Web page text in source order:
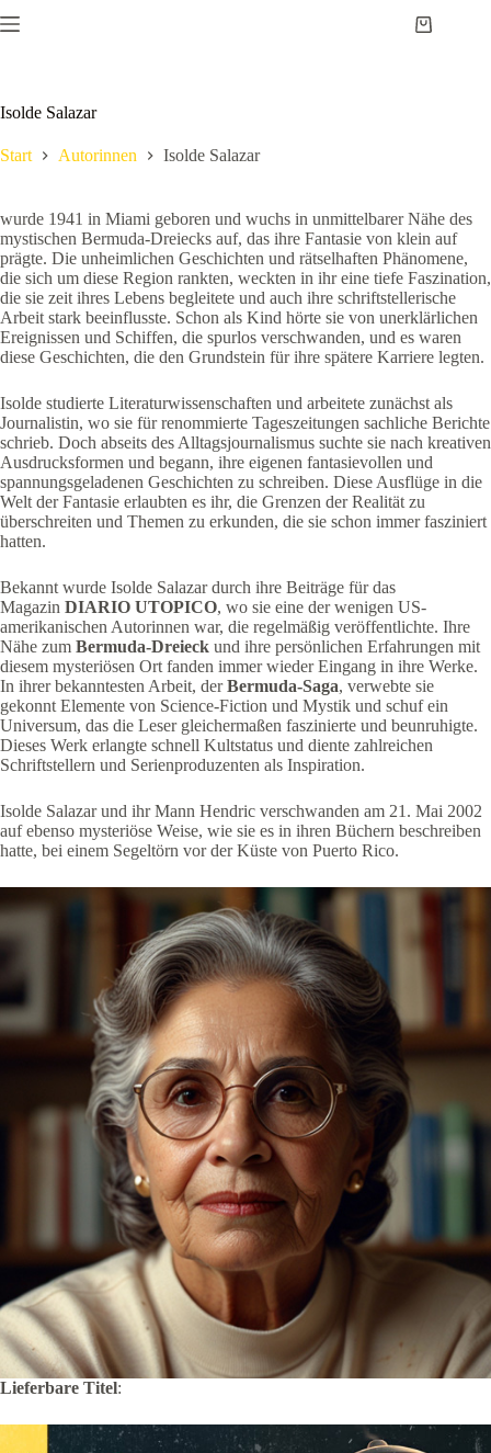
Inhalt
Warenkorb
Isolde Salazar
Start Autorinnen Isolde Salazar
wurde 1941 in Miami geboren und wuchs in unmittelbarer Nähe des
mystischen Bermuda-Dreiecks auf, das ihre Fantasie von klein auf
prägte. Die unheimlichen Geschichten und rätselhaften Phänomene,
die sich um diese Region rankten, weckten in ihr eine tiefe Faszination,
die sie zeit ihres Lebens begleitete und auch ihre schriftstellerische
Arbeit stark beeinflusste. Schon als Kind hörte sie von unerklärlichen
Ereignissen und Schiffen, die spurlos verschwanden, und es waren
diese Geschichten, die den Grundstein für ihre spätere Karriere legten.
Isolde studierte Literaturwissenschaften und arbeitete zunächst als
Journalistin, wo sie für renommierte Tageszeitungen sachliche Berichte
schrieb. Doch abseits des Alltagsjournalismus suchte sie nach kreativen
Ausdrucksformen und begann, ihre eigenen fantasievollen und
spannungsgeladenen Geschichten zu schreiben. Diese Ausflüge in die
Welt der Fantasie erlaubten es ihr, die Grenzen der Realität zu
überschreiten und Themen zu erkunden, die sie schon immer fasziniert
hatten.
Bekannt wurde Isolde Salazar durch ihre Beiträge für das
Magazin DIARIO UTOPICO, wo sie eine der wenigen US-
amerikanischen Autorinnen war, die regelmäßig veröffentlichte. Ihre
Nähe zum Bermuda-Dreieck und ihre persönlichen Erfahrungen mit
diesem mysteriösen Ort fanden immer wieder Eingang in ihre Werke.
In ihrer bekanntesten Arbeit, derBermuda-Saga, verwebte sie
gekonnt Elemente von Science-Fiction und Mystik und schuf ein
Universum, das die Leser gleichermaßen faszinierte und beunruhigte.
Dieses Werk erlangte schnell Kultstatus und diente zahlreichen
Schriftstellern und Serienproduzenten als Inspiration.
Isolde Salazar und ihr Mann Hendric verschwanden am 21. Mai 2002
auf ebenso mysteriöse Weise, wie sie es in ihren Büchern beschreiben
hatte, bei einem Segeltörn vor der Küste von Puerto Rico.
Lieferbare Titel: